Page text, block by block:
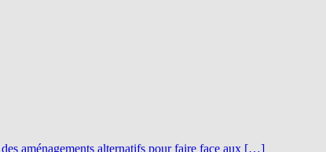
aménagements alternatifs pour faire face aux […]